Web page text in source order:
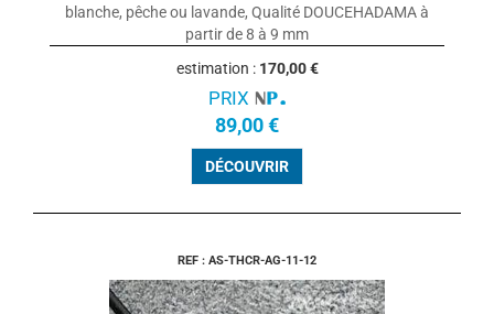
blanche, pêche ou lavande, Qualité DOUCEHADAMA à
partir de 8 à 9 mm
estimation : 170,00 €
PRIX
89,00 €
DÉCOUVRIR
REF : AS-THCR-AG-11-12